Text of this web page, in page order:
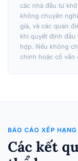
các nhà đầu tư
không chuyên
giá, và các quan
khi quyết định
hợp. Nếu không
chính hoặc cố vấn
BÁO CÁO XẾP
Các kết